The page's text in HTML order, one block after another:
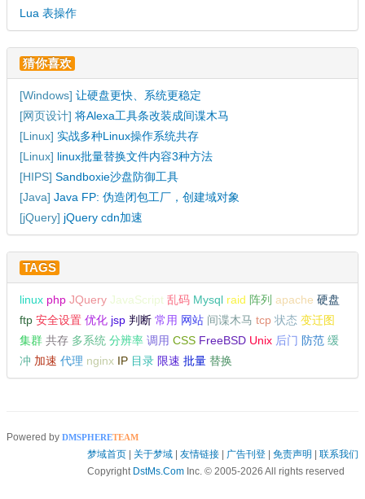
Lua 表操作
猜你喜欢
[Windows] 让硬盘更快、系统更稳定
[网页设计] 将Alexa工具条改装成间谍木马
[Linux] 实战多种Linux操作系统共存
[Linux] linux批量替换文件内容3种方法
[HIPS] Sandboxie沙盘防御工具
[Java] Java FP: 伪造闭包工厂，创建域对象
[jQuery] jQuery cdn加速
TAGS
linux php JQuery JavaScript 乱码 Mysql raid 阵列 apache 硬盘
ftp 安全设置 优化 jsp 判断 常用 网站 间谍木马 tcp 状态 变迁图
集群 共存 多系统 分辨率 调用 CSS FreeBSD Unix 后门 防范 缓
冲 加速 代理 nginx IP 目录 限速 批量 替换
Powered by DMSPHERETEAM
梦域首页 关于梦域 友情链接 广告刊登 免责声明
联系我们
Copyright DstMs.Com Inc. © 2005-2026 All rights reserved